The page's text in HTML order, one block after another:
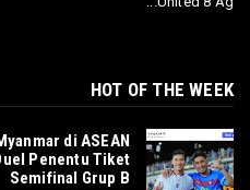
HOT OF THE WEEK
di ASEAN
Penentu Tiket
Semifinal Grup B